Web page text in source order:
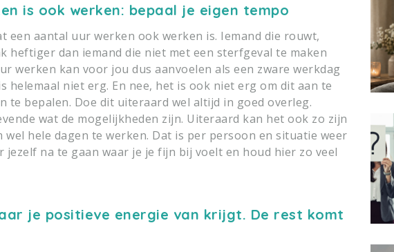
is ook werken: bepaal je eigen tempo
een aantal uur werken ook werken is. Iemand die rouwt,
heftiger dan iemand die niet met een sterfgeval te maken
werken kan voor jou dus aanvoelen als een zware werkdag
helemaal niet erg. En nee, het is ook niet erg om dit aan te
te bepalen. Doe dit uiteraard wel altijd in goed overleg.
wat de mogelijkheden zijn. Uiteraard kan het ook zo zijn
hele dagen te werken. Dat is per persoon en situatie weer
jezelf na te gaan waar je je fijn bij voelt en houd hier zo veel
je positieve energie van krijgt. De rest komt